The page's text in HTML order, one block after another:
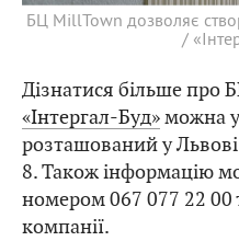
БЦ MillTown дозволяє
/
Дізнатися більше про
«Інтергал-Буд»можна у
розташований у
8. Також інформацію
номером 067 077 22 00
компанії.